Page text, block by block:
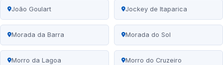
João Goulart Jockey de Itaparica
Morada da Barra Morada do Sol
Morro da Lagoa Morro do Cruzeiro